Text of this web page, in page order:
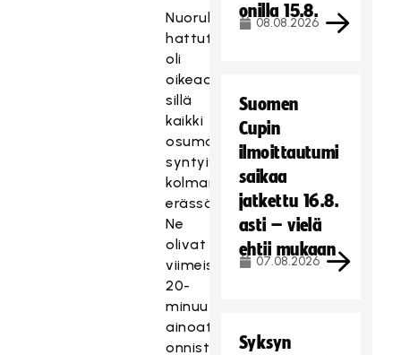
Nuorukaisen
hattutemppu
oli
oikeaoppinen,
sillä
kaikki
osumat
syntyivät
kolmannessa
erässä.
Ne
olivat
viimeisen
20-
minuutisen
ainoat
onnistumiset,
onilla 15.8.
08.08.2026
Suomen
Cupin
ilmoittautumi
saikaa
jatkettu 16.8.
asti – vielä
ehtii mukaan
07.08.2026
Syksyn